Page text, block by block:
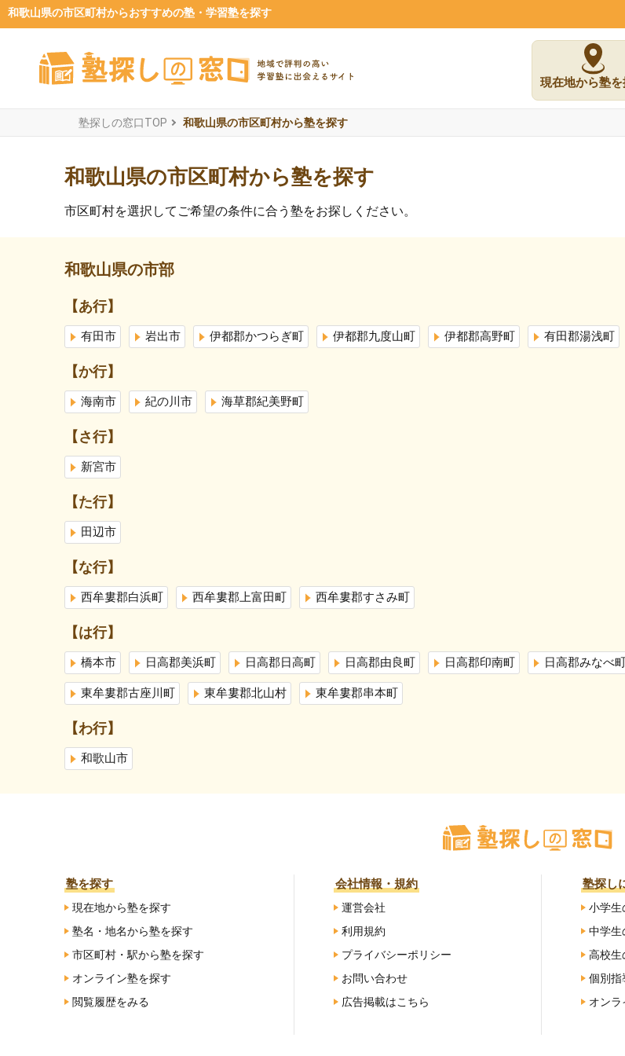
和歌山県の市区町村からおすすめの塾・学習塾を探す
現在地から塾
塾探しの窓口TOP 和歌山県の市区町村から塾を探す
和歌山県の市区町村から塾を探す
市区町村を選択してご希望の条件に合う塾をお探しください。
和歌山県の市部
【あ行】
有田市 岩出市 伊都郡かつらぎ町 伊都郡九度山町 伊都郡高野町 有田郡湯浅町
【か行】
海南市 紀の川市 海草郡紀美野町
【さ行】
新宮市
【た行】
田辺市
【な行】
西牟婁郡白浜町 西牟婁郡上富田町 西牟婁郡すさみ町
【は行】
橋本市 日高郡美浜町 日高郡日高町 日高郡由良町 日高郡印南町 日高郡みなべ
東牟婁郡古座川町 東牟婁郡北山村 東牟婁郡串本町
【わ行】
和歌山市
塾を探す
現在地から塾を探す
塾名・地名から塾を探す
市区町村・駅から塾を探す
オンライン塾を探す
閲覧履歴をみる
会社情報・規約
運営会社
利用規約
プライバシーポリシー
お問い合わせ
広告掲載はこちら
塾探し
小学生
中学生
高校生
個別指
オンラ